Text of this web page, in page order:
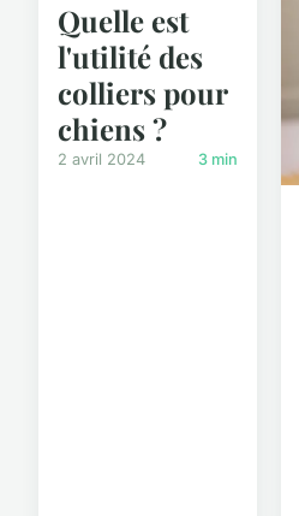
Quelle est
l'utilité des
colliers pour
chiens ?
2 avril 2024 3 min